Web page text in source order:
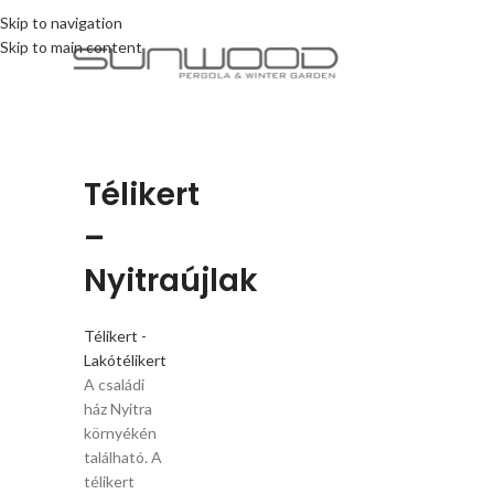
Skip to navigation
Skip to main content
Télikert
–
Nyitraújlak
Télikert -
Lakótélikert
A családi
ház Nyitra
környékén
található. A
télikert